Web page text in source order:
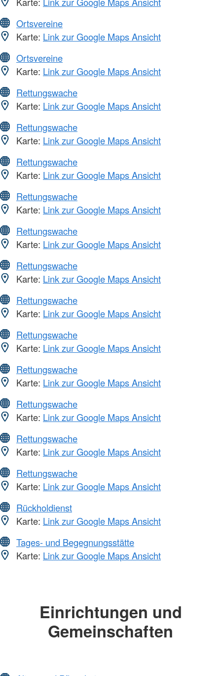
Ortsvereine
Karte: Link zur Google Maps Ansicht
Ortsvereine
Karte: Link zur Google Maps Ansicht
Rettungswache
Karte: Link zur Google Maps Ansicht
Rettungswache
Karte: Link zur Google Maps Ansicht
Rettungswache
Karte: Link zur Google Maps Ansicht
Rettungswache
Karte: Link zur Google Maps Ansicht
Rettungswache
Karte: Link zur Google Maps Ansicht
Rettungswache
Karte: Link zur Google Maps Ansicht
Rettungswache
Karte: Link zur Google Maps Ansicht
Rettungswache
Karte: Link zur Google Maps Ansicht
Rettungswache
Karte: Link zur Google Maps Ansicht
Rettungswache
Karte: Link zur Google Maps Ansicht
Rettungswache
Karte: Link zur Google Maps Ansicht
Rettungswache
Karte: Link zur Google Maps Ansicht
Rückholdienst
Karte: Link zur Google Maps Ansicht
Tages- und Begegnungsstätte
Karte: Link zur Google Maps Ansicht
Einrichtungen und
Gemeinschaften